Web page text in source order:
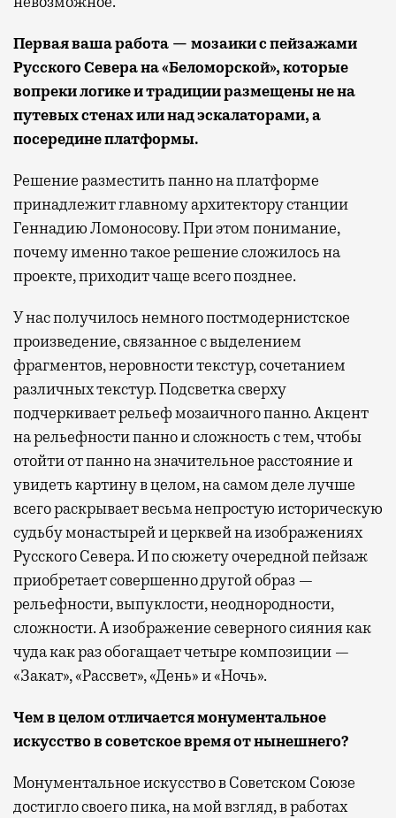
Первая ваша работа — мозаики с пейзажами
Русского Севера на «Беломорской», которые
вопреки логике и традиции размещены не на
путевых стенах или над эскалаторами, а
посередине платформы.
Решение разместить панно на платформе
принадлежит главному архитектору станции
Геннадию Ломоносову. При этом понимание,
почему именно такое решение сложилось на
проекте, приходит чаще всего позднее.
У нас получилось немного постмодернистское
произведение, связанное с выделением
фрагментов, неровности текстур, сочетанием
различных текстур. Подсветка сверху
подчеркивает рельеф мозаичного панно. Акцент
на рельефности панно и сложность с тем, чтобы
отойти от панно на значительное расстояние и
увидеть картину в целом, на самом деле лучше
всего раскрывает весьма непростую историческую
судьбу монастырей и церквей на изображениях
Русского Севера. И по сюжету очередной пейзаж
приобретает совершенно другой образ —
рельефности, выпуклости, неоднородности,
сложности. А изображение северного сияния как
чуда как раз обогащает четыре композиции —
«Закат», «Рассвет», «День» и «Ночь».
Чем в целом отличается монументальное
искусство в советское время от нынешнего?
Монументальное искусство в Советском Союзе
достигло своего пика, на мой взгляд, в работах